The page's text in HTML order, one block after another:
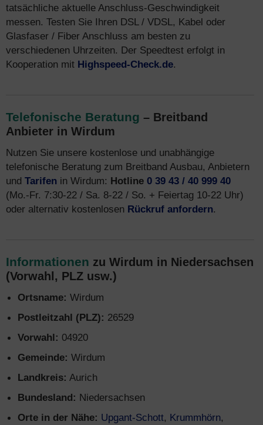
tatsächliche aktuelle Anschluss-Geschwindigkeit
messen. Testen Sie Ihren DSL / VDSL, Kabel oder
Glasfaser / Fiber Anschluss am besten zu
verschiedenen Uhrzeiten. Der Speedtest erfolgt in
Kooperation mit Highspeed-Check.de.
Telefonische Beratung – Breitband
Anbieter in Wirdum
Nutzen Sie unsere kostenlose und unabhängige
telefonische Beratung zum Breitband Ausbau, Anbietern
und Tarifen in Wirdum: Hotline 0 39 43 / 40 999 40
(Mo.-Fr. 7:30-22 / Sa. 8-22 / So. + Feiertag 10-22 Uhr)
oder alternativ kostenlosen Rückruf anfordern.
Informationen zu Wirdum in Niedersachsen
(Vorwahl, PLZ usw.)
Ortsname: Wirdum
Postleitzahl (PLZ): 26529
Vorwahl: 04920
Gemeinde: Wirdum
Landkreis: Aurich
Bundesland: Niedersachsen
Orte in der Nähe: Upgant-Schott, Krummhörn,